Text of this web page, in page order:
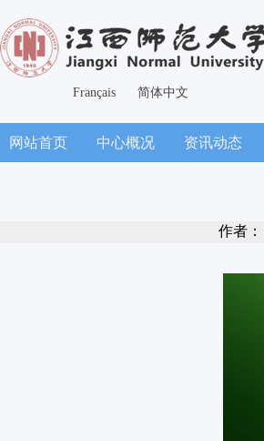
Français 简体中文
网站首页 中心概况 资讯动态
作者：